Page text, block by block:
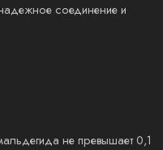
соединение и
не превышает 0,1